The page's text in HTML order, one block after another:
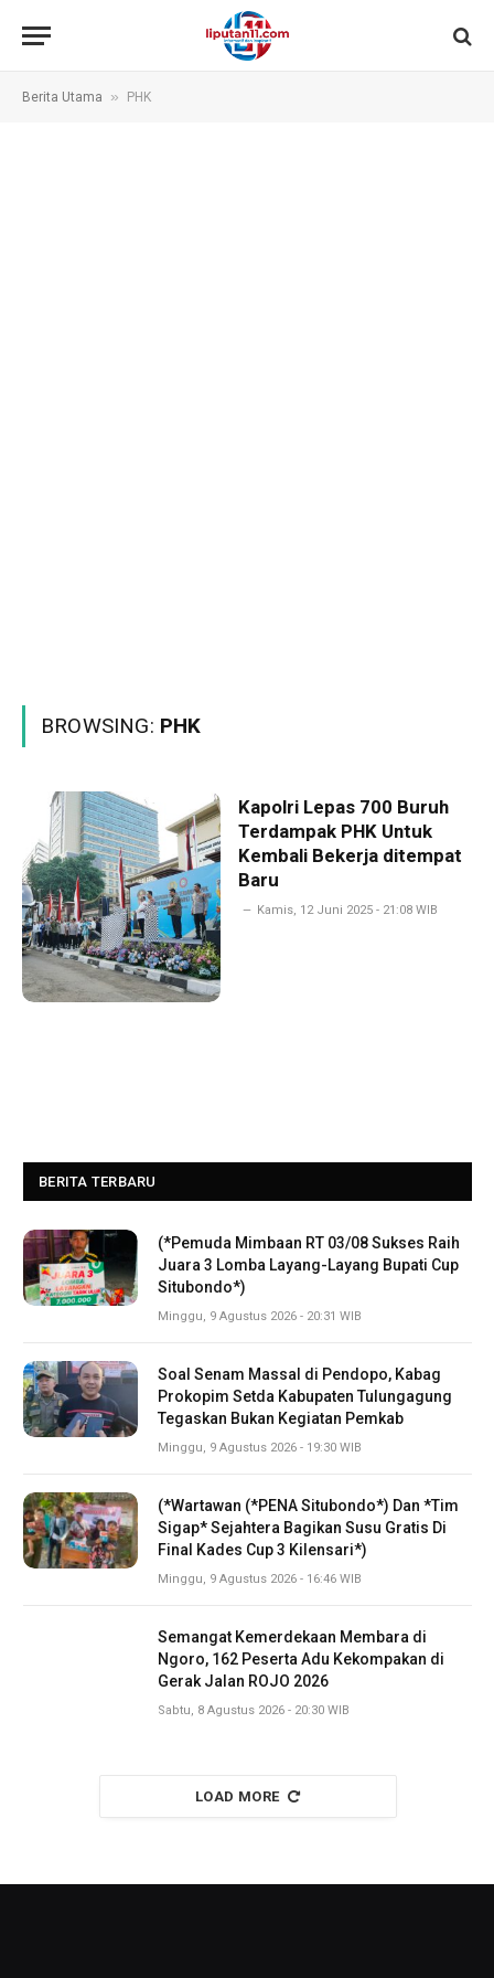
Berita Utama » PHK
BROWSING: PHK
Kapolri Lepas 700 Buruh
Terdampak PHK Untuk
Kembali Bekerja ditempat
Baru
Kamis, 12 Juni 2025 - 21:08 WIB
BERITA TERBARU
(*Pemuda Mimbaan RT 03/08 Sukses Raih
Juara 3 Lomba Layang-Layang Bupati Cup
Situbondo*)
Minggu, 9 Agustus 2026 - 20:31 WIB
Soal Senam Massal di Pendopo, Kabag
Prokopim Setda Kabupaten Tulungagung
Tegaskan Bukan Kegiatan Pemkab
Minggu, 9 Agustus 2026 - 19:30 WIB
(*Wartawan (*PENA Situbondo*) Dan *Tim
Sigap* Sejahtera Bagikan Susu Gratis Di
Final Kades Cup 3 Kilensari*)
Minggu, 9 Agustus 2026 - 16:46 WIB
Semangat Kemerdekaan Membara di
Ngoro, 162 Peserta Adu Kekompakan di
Gerak Jalan ROJO 2026
Sabtu, 8 Agustus 2026 - 20:30 WIB
LOAD MORE